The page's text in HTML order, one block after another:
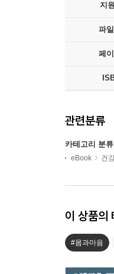
지
파
페
관련분류
카테고리 분류
eBook 건
이 상품의
#몸과마음